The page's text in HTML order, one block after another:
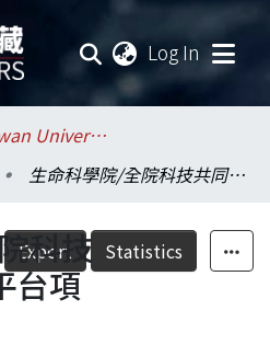
Log In
.National Taiwan University / 國立臺灣大學
生命科學院/全院科技共同空間核心平台項下之抗體製備
Export Statistics
科技
台項